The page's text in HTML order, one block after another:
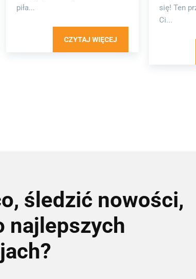
piła...
CZYTAJ WIĘCEJ
się! Ten
Ci...
śledzić nowości,
najlepszych